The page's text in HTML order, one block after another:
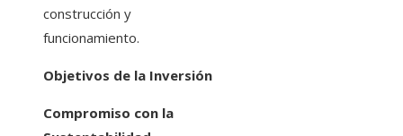
construcción y
funcionamiento.​
Objetivos de la Inversión
Compromiso con la